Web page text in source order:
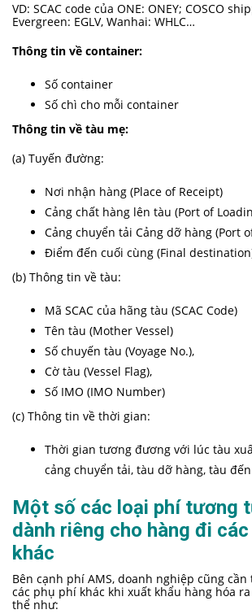
VD: SCAC code của ONE: ONEY; COSCO
Evergreen: EGLV, Wanhai: WHLC…
Thông tin về container:
Số container
Số chì cho mỗi container
Thông tin về tàu mẹ:
(a) Tuyến đường:
Nơi nhận hàng (Place of Receipt)
Cảng chất hàng lên tàu (Port of
Cảng chuyển tải Cảng dỡ hàng (Port
Điểm đến cuối cùng (Final
(b) Thông tin về tàu:
Mã SCAC của hãng tàu (SCAC Code)
Tên tàu (Mother Vessel)
Số chuyến tàu (Voyage No.),
Cờ tàu (Vessel Flag),
Số IMO (IMO Number)
(c) Thông tin về thời gian:
Thời gian tương đương với lúc tàu
cảng chuyển tải, tàu dỡ hàng, tàu
Một số các loại phí tương
dành riêng cho hàng đi
khác
Bên cạnh phí AMS, doanh nghiệp cũng
các phụ phí khác khi xuất khẩu hàng hóa
thể như: